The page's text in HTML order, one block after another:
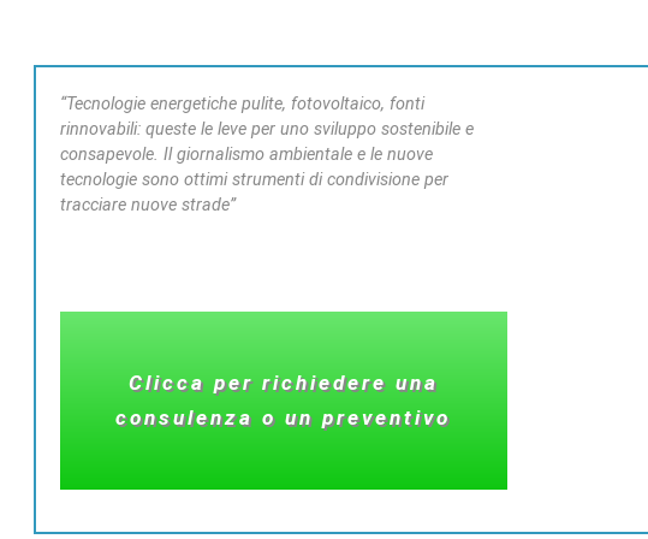
“Tecnologie energetiche pulite, fotovoltaico, fonti
rinnovabili: queste le leve per uno sviluppo sostenibile e
consapevole. Il giornalismo ambientale e le nuove
tecnologie sono ottimi strumenti di condivisione per
tracciare nuove strade”
Clicca per richiedere una
consulenza o un preventivo